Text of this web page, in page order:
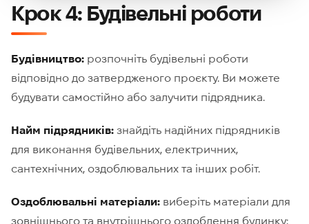
Крок 4: Будівельні роботи
Будівництво: розпочніть будівельні роботи
відповідно до затвердженого проєкту. Ви можете
будувати самостійно або залучити підрядника.
Найм підрядників: знайдіть надійних підрядників
для виконання будівельних, електричних,
сантехнічних, оздоблювальних та інших робіт.
Оздоблювальні матеріали: виберіть матеріали для
зовнішнього та внутрішнього оздоблення будинку: